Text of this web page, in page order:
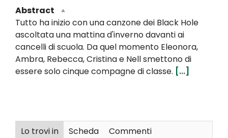
Abstract
Tutto ha inizio con una canzone dei Black Hole
ascoltata una mattina d'inverno davanti ai
cancelli di scuola. Da quel momento Eleonora,
Ambra, Rebecca, Cristina e Nell smettono di
essere solo cinque compagne di classe. [...]
Lo trovi in Scheda Commenti